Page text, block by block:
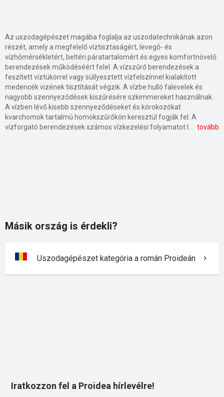
Másik ország is érdekli?
Uszodagépészet kategória a román Proideán
Az uszodagépészet magába foglalja az uszodatechnikának azon
részét, amely a megfelelő víztisztaságért, levegő- és
vízhőmérsékletért, beltéri páratartalomért és egyes komfortnövelő
berendezések működéséért felel. A vízszűrő berendezések a
feszített víztükörrel vagy süllyesztett vízfelszínnel kialakított
medencék vizének tisztítását végzik. A vízbe hulló falevelek és
nagyobb szennyeződések kiszűrésére szkimmereket használnak.
A vízben lévő kisebb szennyeződéseket és kórokozókat
kvarchomok tartalmú homokszűrőkön keresztül fogják fel. A
tovább
Iratkozzon fel a Proidea hírlevélre!